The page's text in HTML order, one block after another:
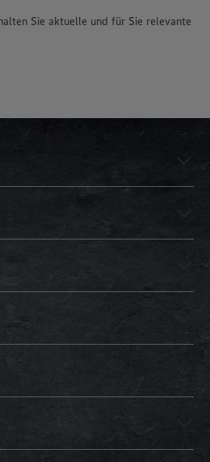
Sie aktuelle und für Sie relevante